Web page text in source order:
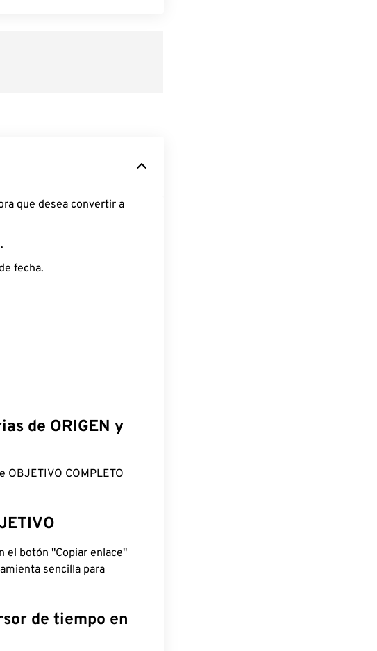
que desea convertir a
fecha.
de ORIGEN y
OBJETIVO COMPLETO
el botón "Copiar enlace"
sencilla para
de tiempo en